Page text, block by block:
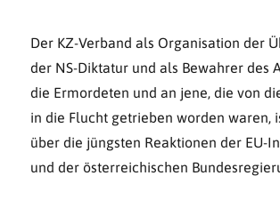
Der KZ-Verband als Organisation der
der NS-Diktatur und als Bewahrer des
die Ermordeten und an jene, die von
in die Flucht getrieben wor­den waren,
über die jüngsten Reaktionen der EU-
und der öster­rei­chischen